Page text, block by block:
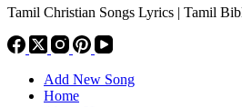
Tamil Christian Songs Lyrics | Tamil
Add New Song
Home